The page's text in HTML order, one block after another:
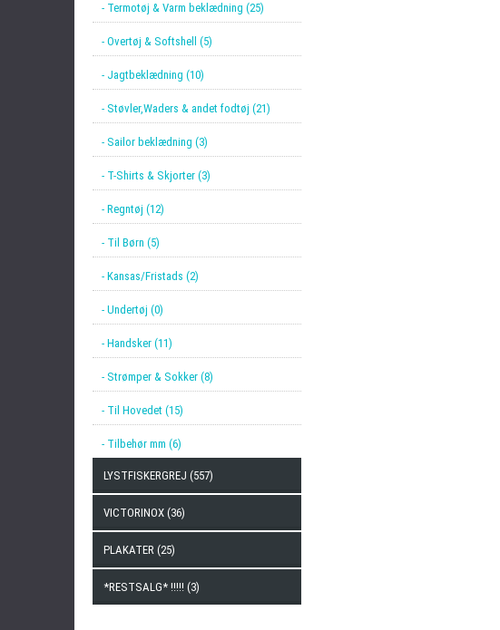
- Termotøj & Varm beklædning (25)
- Overtøj & Softshell (5)
- Jagtbeklædning (10)
- Støvler,Waders & andet fodtøj (21)
- Sailor beklædning (3)
- T-Shirts & Skjorter (3)
- Regntøj (12)
- Til Børn (5)
- Kansas/Fristads (2)
- Undertøj (0)
- Handsker (11)
- Strømper & Sokker (8)
- Til Hovedet (15)
- Tilbehør mm (6)
LYSTFISKERGREJ (557)
VICTORINOX (36)
PLAKATER (25)
*RESTSALG* !!!!! (3)